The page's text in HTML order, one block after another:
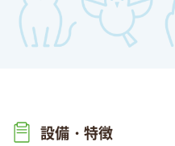
設備・特徴